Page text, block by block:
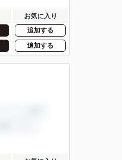
お気に入り
追加する
追加する